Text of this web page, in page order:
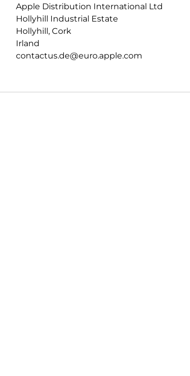
Apple Distribution International Ltd
Hollyhill Industrial Estate
Hollyhill, Cork
Irland
contactus.de@euro.apple.com